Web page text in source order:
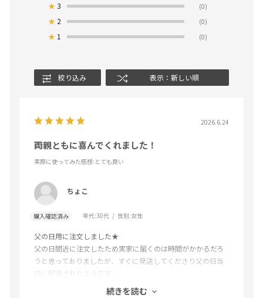
★3 (0)
★ 2 (0)
★ 1 (0)
絞り込み 表示：新しい順
2026.6.24
両親ともに喜んでくれました！
実際に使ってみた感想:とても良い
ちょこ
購入確認済み 年代:30代 性別:女性
父の日用に注文しました★
父の日間近に注文したため実家に届くのは時間がかかるだろ
うと思っておりましたが、すぐに発送してくださり父の日当
日に配達されたようです。
ボリュームもしっかりあり、美味しかったと両親ともに喜ん
続きを読む